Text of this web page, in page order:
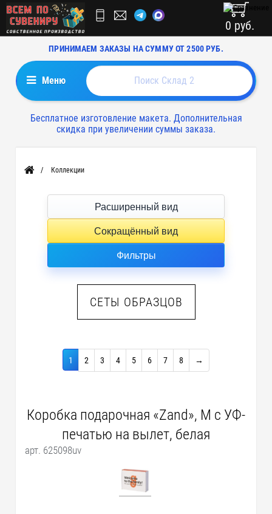
ПРИНИМАЕМ ЗАКАЗЫ НА СУММУ ОТ 2500 РУБ.
0 руб.
Меню
Бесплатное изготовление макета. Дополнительная
скидка при увеличении суммы заказа.
Главная Коллекции
Расширенный вид
Сокращённый вид
Фильтры
СЕТЫ ОБРАЗЦОВ
1 2 3 4 5 6 7 8 →
Коробка подарочная «Zand», M с УФ-
печатью на вылет, белая
арт. 625098uv